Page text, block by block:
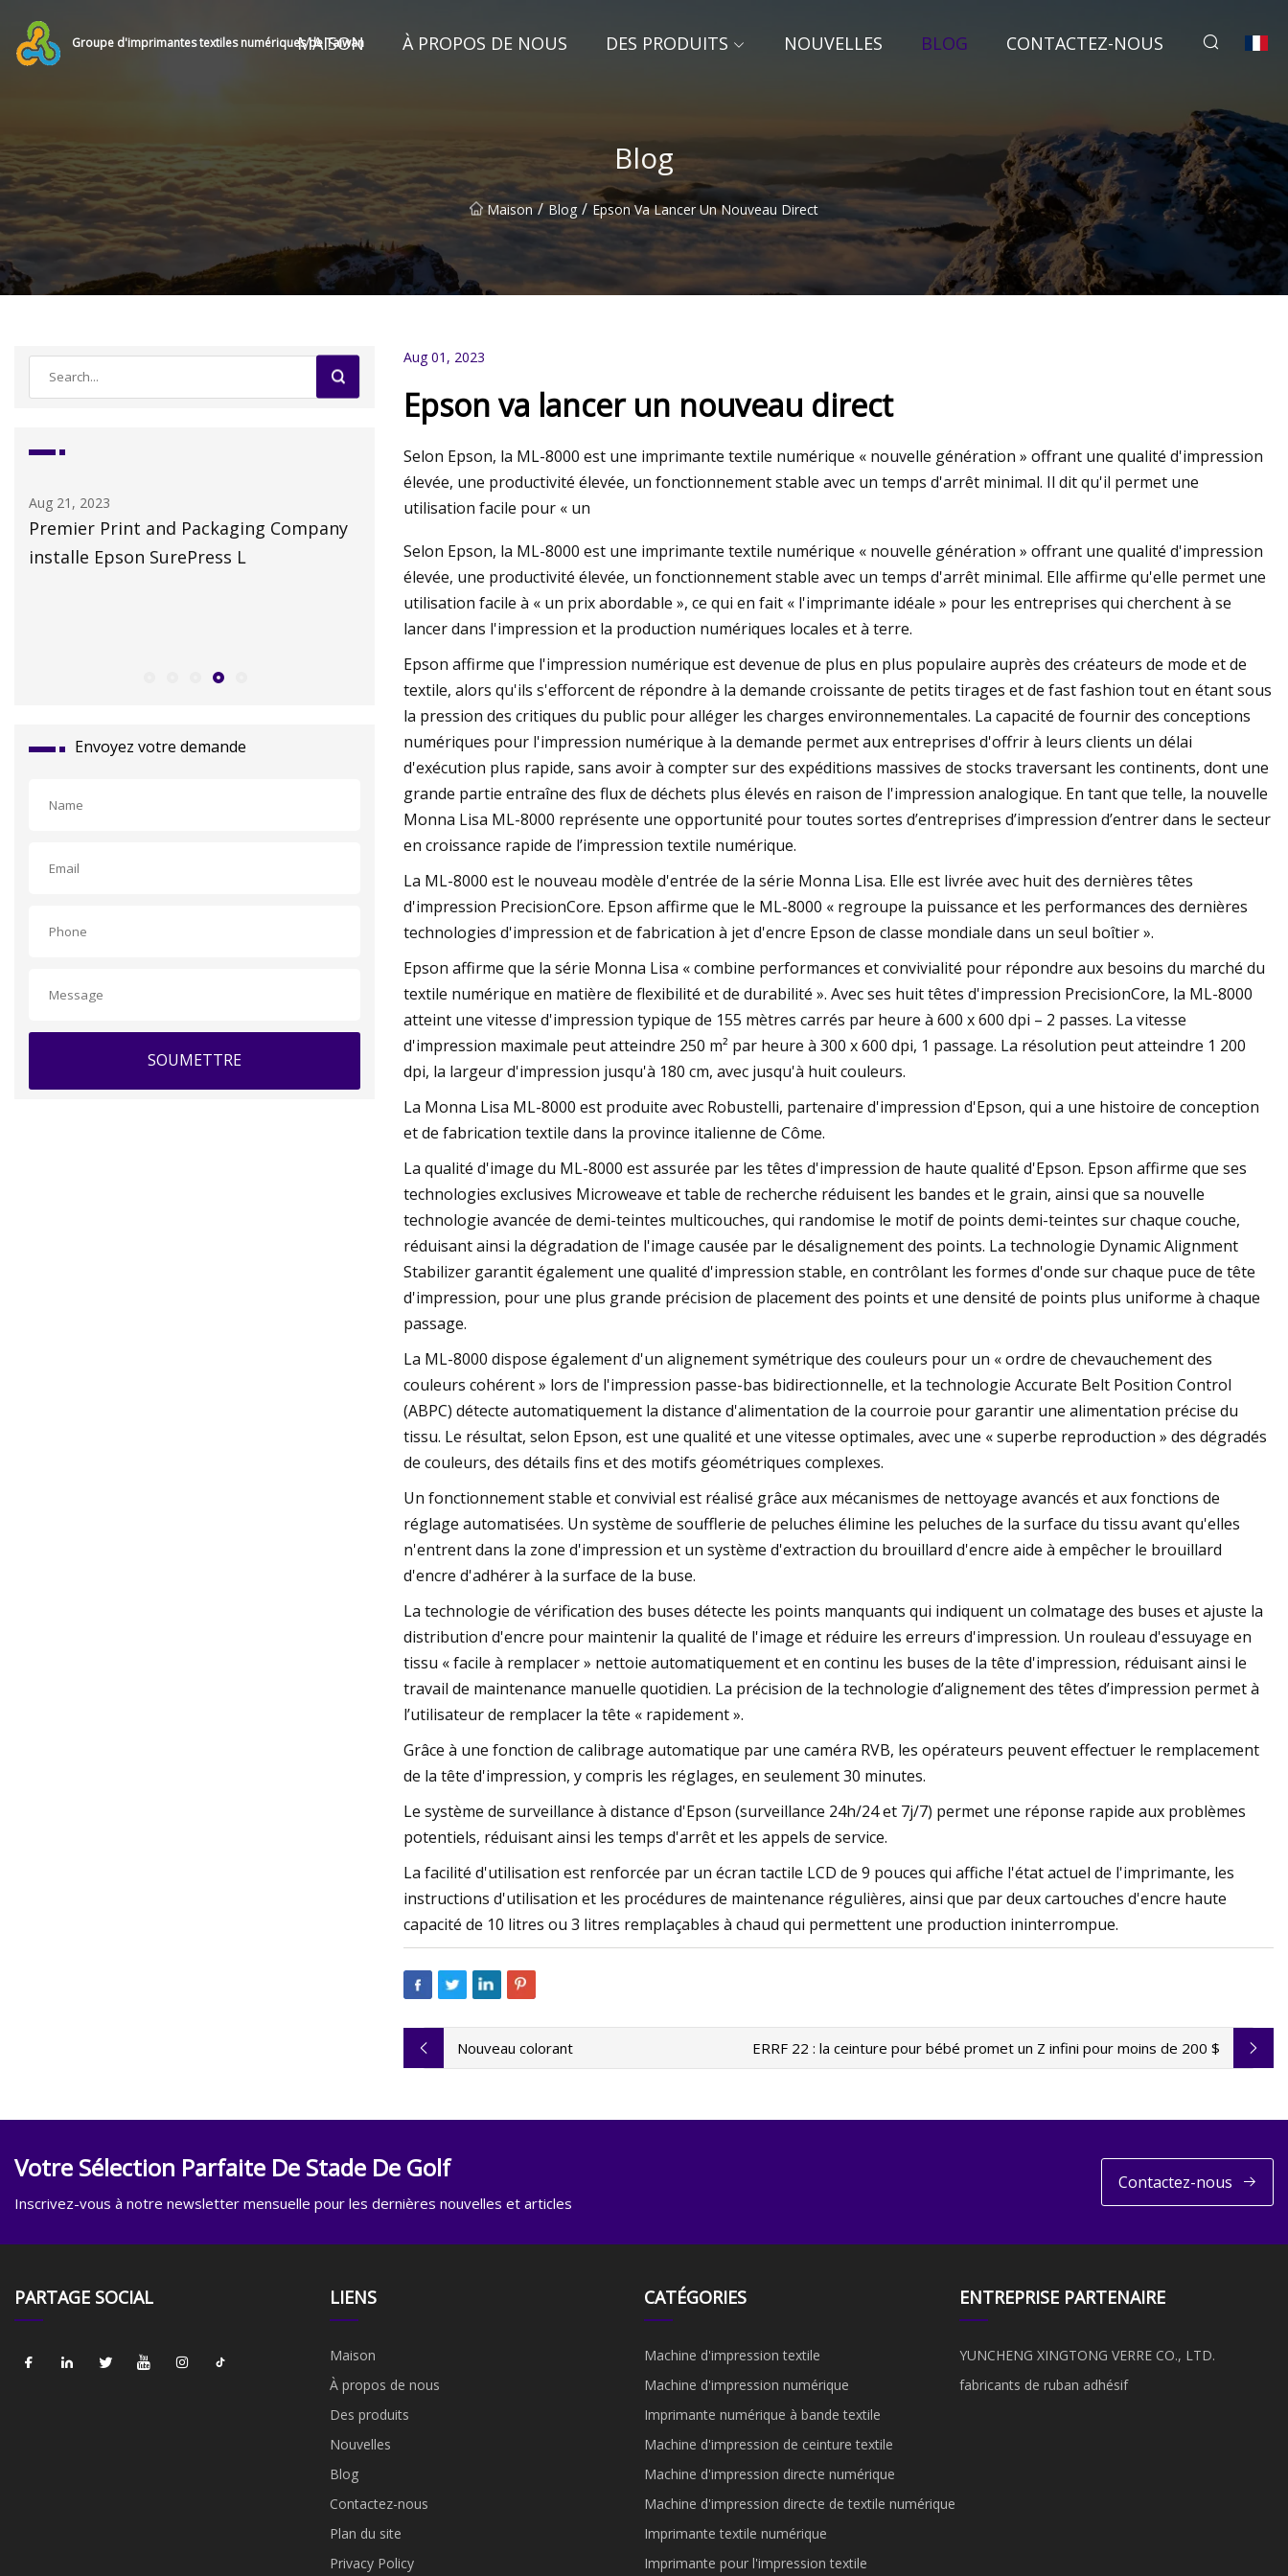
Groupe d'imprimantes textiles numériques de Taiwan
MAISON À PROPOS DE NOUS DES PRODUITS NOUVELLES BLOG CONTACTEZ-NOUS
Blog
Maison / Blog / Epson Va Lancer Un Nouveau Direct
Company
L
Demande croissante de produits
durables et actifs
Aug 28, 2023
une exposition de textiles fragmentés
Envoyez votre demande
SOUMETTRE
Aug 01, 2023
Epson va lancer un nouveau direct
Selon Epson, la ML-8000 est une imprimante textile numérique « nouvelle génération » offrant une qualité d'impression
élevée, une productivité élevée, un fonctionnement stable avec un temps d'arrêt minimal. Il dit qu'il permet une
utilisation facile pour « un
Selon Epson, la ML-8000 est une imprimante textile numérique « nouvelle génération » offrant une qualité d'impression
élevée, une productivité élevée, un fonctionnement stable avec un temps d'arrêt minimal. Elle affirme qu'elle permet une
utilisation facile à « un prix abordable », ce qui en fait « l'imprimante idéale » pour les entreprises qui cherchent à se
lancer dans l'impression et la production numériques locales et à terre.
Epson affirme que l'impression numérique est devenue de plus en plus populaire auprès des créateurs de mode et de
textile, alors qu'ils s'efforcent de répondre à la demande croissante de petits tirages et de fast fashion tout en étant sous
la pression des critiques du public pour alléger les charges environnementales. La capacité de fournir des conceptions
numériques pour l'impression numérique à la demande permet aux entreprises d'offrir à leurs clients un délai
d'exécution plus rapide, sans avoir à compter sur des expéditions massives de stocks traversant les continents, dont une
grande partie entraîne des flux de déchets plus élevés en raison de l'impression analogique. En tant que telle, la nouvelle
Monna Lisa ML-8000 représente une opportunité pour toutes sortes d’entreprises d’impression d’entrer dans le secteur
en croissance rapide de l’impression textile numérique.
La ML-8000 est le nouveau modèle d'entrée de la série Monna Lisa. Elle est livrée avec huit des dernières têtes
d'impression PrecisionCore. Epson affirme que le ML-8000 « regroupe la puissance et les performances des dernières
technologies d'impression et de fabrication à jet d'encre Epson de classe mondiale dans un seul boîtier ».
Epson affirme que la série Monna Lisa « combine performances et convivialité pour répondre aux besoins du marché du
textile numérique en matière de flexibilité et de durabilité ». Avec ses huit têtes d'impression PrecisionCore, la ML-8000
atteint une vitesse d'impression typique de 155 mètres carrés par heure à 600 x 600 dpi – 2 passes. La vitesse
d'impression maximale peut atteindre 250 m² par heure à 300 x 600 dpi, 1 passage. La résolution peut atteindre 1 200
dpi, la largeur d'impression jusqu'à 180 cm, avec jusqu'à huit couleurs.
La Monna Lisa ML-8000 est produite avec Robustelli, partenaire d'impression d'Epson, qui a une histoire de conception
et de fabrication textile dans la province italienne de Côme.
La qualité d'image du ML-8000 est assurée par les têtes d'impression de haute qualité d'Epson. Epson affirme que ses
technologies exclusives Microweave et table de recherche réduisent les bandes et le grain, ainsi que sa nouvelle
technologie avancée de demi-teintes multicouches, qui randomise le motif de points demi-teintes sur chaque couche,
réduisant ainsi la dégradation de l'image causée par le désalignement des points. La technologie Dynamic Alignment
Stabilizer garantit également une qualité d'impression stable, en contrôlant les formes d'onde sur chaque puce de tête
d'impression, pour une plus grande précision de placement des points et une densité de points plus uniforme à chaque
passage.
La ML-8000 dispose également d'un alignement symétrique des couleurs pour un « ordre de chevauchement des
couleurs cohérent » lors de l'impression passe-bas bidirectionnelle, et la technologie Accurate Belt Position Control
(ABPC) détecte automatiquement la distance d'alimentation de la courroie pour garantir une alimentation précise du
tissu. Le résultat, selon Epson, est une qualité et une vitesse optimales, avec une « superbe reproduction » des dégradés
de couleurs, des détails fins et des motifs géométriques complexes.
Un fonctionnement stable et convivial est réalisé grâce aux mécanismes de nettoyage avancés et aux fonctions de
réglage automatisées. Un système de soufflerie de peluches élimine les peluches de la surface du tissu avant qu'elles
n'entrent dans la zone d'impression et un système d'extraction du brouillard d'encre aide à empêcher le brouillard
d'encre d'adhérer à la surface de la buse.
La technologie de vérification des buses détecte les points manquants qui indiquent un colmatage des buses et ajuste la
distribution d'encre pour maintenir la qualité de l'image et réduire les erreurs d'impression. Un rouleau d'essuyage en
tissu « facile à remplacer » nettoie automatiquement et en continu les buses de la tête d'impression, réduisant ainsi le
travail de maintenance manuelle quotidien. La précision de la technologie d’alignement des têtes d’impression permet à
l’utilisateur de remplacer la tête « rapidement ».
Grâce à une fonction de calibrage automatique par une caméra RVB, les opérateurs peuvent effectuer le remplacement
de la tête d'impression, y compris les réglages, en seulement 30 minutes.
Le système de surveillance à distance d'Epson (surveillance 24h/24 et 7j/7) permet une réponse rapide aux problèmes
potentiels, réduisant ainsi les temps d'arrêt et les appels de service.
La facilité d'utilisation est renforcée par un écran tactile LCD de 9 pouces qui affiche l'état actuel de l'imprimante, les
instructions d'utilisation et les procédures de maintenance régulières, ainsi que par deux cartouches d'encre haute
capacité de 10 litres ou 3 litres remplaçables à chaud qui permettent une production ininterrompue.
Nouveau colorant ERRF 22 : la ceinture pour bébé promet un Z infini pour moins de 200 $
Votre Sélection Parfaite De Stade De Golf
Inscrivez-vous à notre newsletter mensuelle pour les dernières nouvelles et articles
Contactez-nous
PARTAGE SOCIAL LIENS
Maison
À propos de nous
Des produits
Nouvelles
Blog
Contactez-nous
Plan du site
Privacy Policy
CATÉGORIES
Machine d'impression textile
Machine d'impression numérique
Imprimante numérique à bande textile
Machine d'impression de ceinture textile
Machine d'impression directe numérique
Machine d'impression directe de textile numérique
Imprimante textile numérique
Imprimante pour l'impression textile
ENTREPRISE PARTENAIRE
YUNCHENG XINGTONG VERRE CO., LTD.
fabricants de ruban adhésif